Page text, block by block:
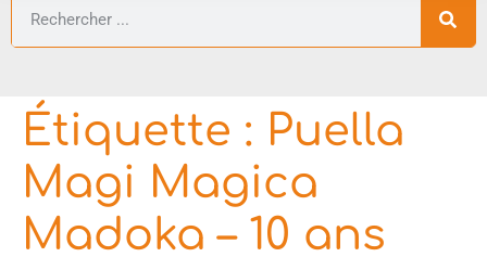
Étiquette : Puella
Magi Magica
Madoka – 10 ans